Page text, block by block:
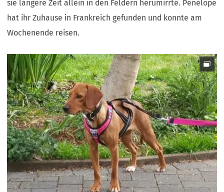
sie längere Zeit allein in den Feldern herumirrte. Penelope
hat ihr Zuhause in Frankreich gefunden und konnte am
Wochenende reisen.